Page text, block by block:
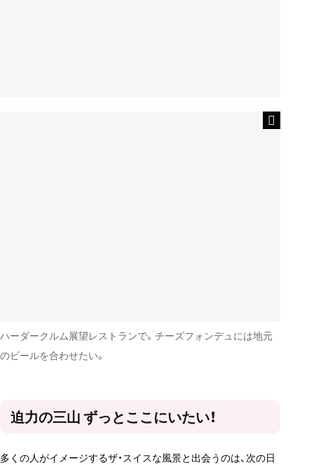
ハーダークルム展望レストランで。チーズフォンデュには地元
のビールを合わせたい。
迫力の三山 ずっとここにいたい！
多くの人がイメージするザ・スイスな風景と出会うのは、次の日